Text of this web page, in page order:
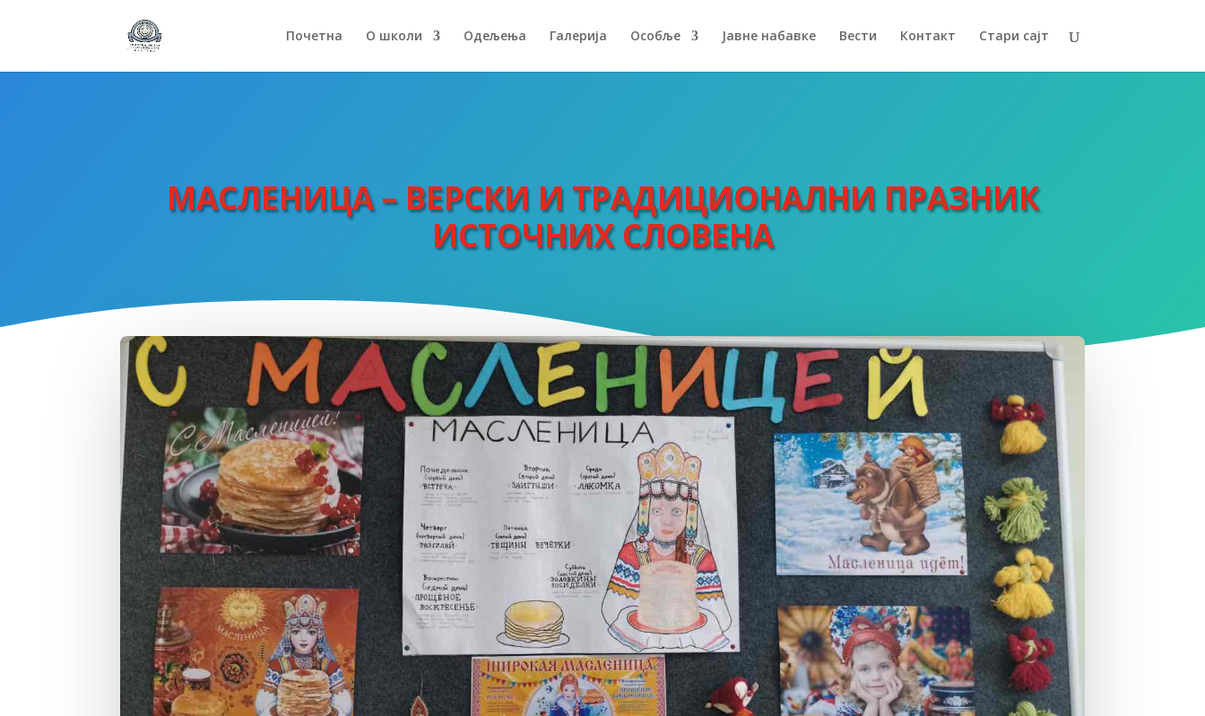
Почетна О школи Одељења Галерија Особље Јавне набавке Вести Контакт Стари сајт
МАСЛЕНИЦА – ВЕРСКИ И ТРАДИЦИОНАЛНИ ПРАЗНИК
ИСТОЧНИХ СЛОВЕНА